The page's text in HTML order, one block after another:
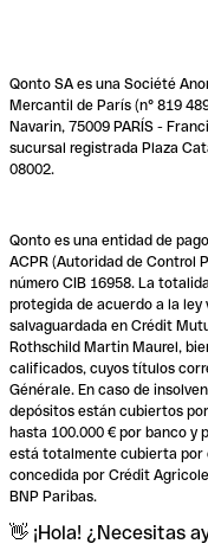
Qonto SA es una Société
Mercantil de París (n° 819
Navarin, 75009 PARÍS -
sucursal registrada Plaza
08002.
Qonto es una entidad de
ACPR (Autoridad de Control
número CIB 16958. La
protegida de acuerdo a la
salvaguardada en Crédit
Rothschild Martin Maurel,
calificados, cuyos títulos
Générale. En caso de
depósitos están cubiertos
hasta 100.000 € por banco
está totalmente cubierta por
concedida por Crédit
BNP Paribas.
👋 ¡Hola! ¿Necesitas